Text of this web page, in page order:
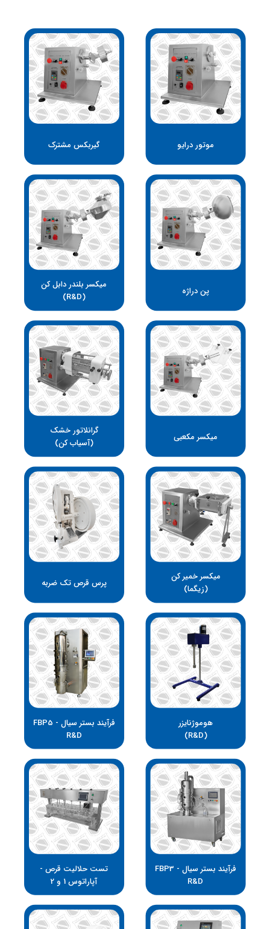
موتور درایو گیربکس مشترک
پن دراژه
میکسر بلندر دابل کن
(R&D)
میکسر مکعبی
گرانلاتور خشک
(آسیاب کن)
میکسر خمیر کن
(زیگما)
پرس قرص تک ضربه
هوموژنایزر
(R&D)
فرآیند بستر سیال FBP5 -
R&D
فرآیند بستر سیال FBP3 -
R&D
تست حلالیت قرص -
آپاراتوس 1 و 2